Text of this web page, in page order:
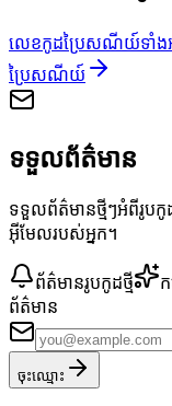
លេខកូដប្រៃសណីយ៍ទាំ
ប្រៃសណីយ៍
ទទួលព័ត៌មាន
ទទួលព័ត៌មានថ្មីៗអំពីរូបកូ
អ៊ីមែលរបស់អ្នក។
ព័ត៌មានរូបកូដថ្មី
ព័ត៌មាន
ចុះឈ្មោះ